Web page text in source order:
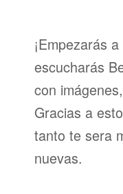
¡Empezarás
escucharás
con
Gracias a
tanto te sera
nuevas.